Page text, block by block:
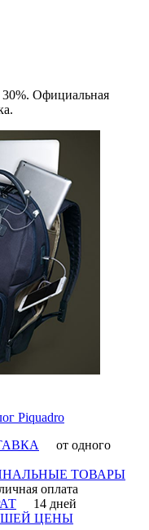
Официальная
Piquadro
от одного
ТОВАРЫ
оплата
14 дней
ЦЕНЫ